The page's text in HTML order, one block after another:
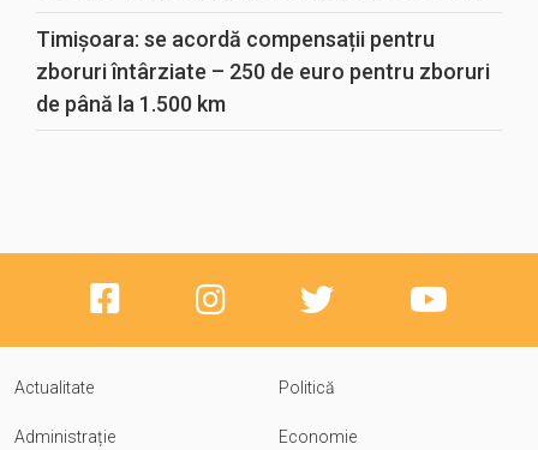
Timișoara: se acordă compensații pentru
zboruri întârziate – 250 de euro pentru zboruri
de până la 1.500 km
Actualitate Politică
Administrație Economie